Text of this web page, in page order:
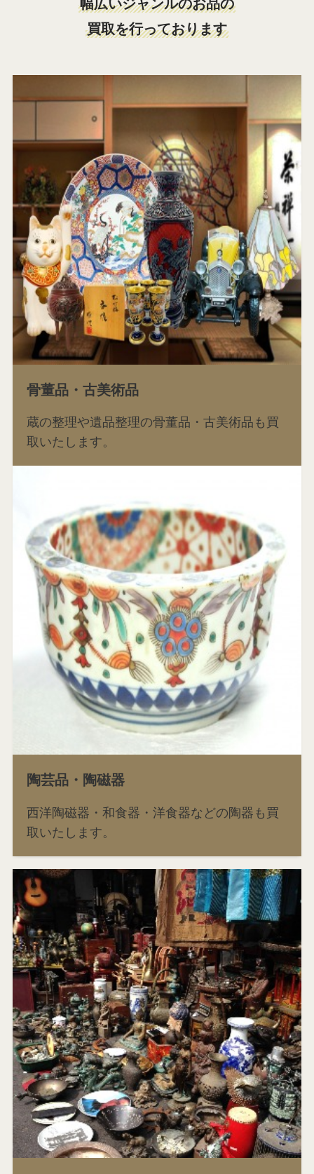
幅広いジャンルのお品の
買取を行っております
骨董品・古美術品
蔵の整理や遺品整理の骨董品・古美術品も買
取いたします。
陶芸品・陶磁器
西洋陶磁器・和食器・洋食器などの陶器も買
取いたします。